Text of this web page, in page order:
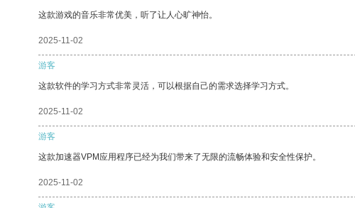
这款游戏的音乐非常优美，听了让人心旷神怡。
2025-11-02
游客
这款软件的学习方式非常灵活，可以根据自己的需求选择学习方式。
2025-11-02
游客
这款加速器VPM应用程序已经为我们带来了无限的流畅体验和安全性保护。
2025-11-02